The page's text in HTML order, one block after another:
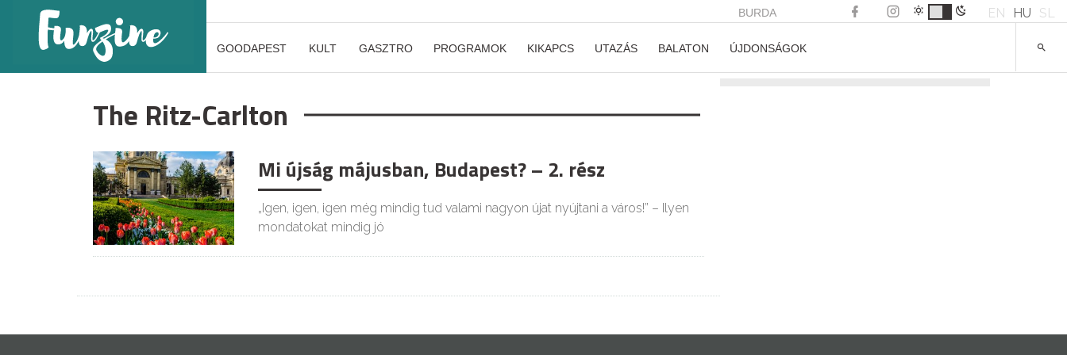
BURDA EN HU SL
GOODAPEST KULT GASZTRO PROGRAMOK KIKAPCS UTAZÁS BALATON ÚJDONSÁGOK
The Ritz-Carlton
Mi újság májusban, Budapest? – 2. rész
„Igen, igen, igen még mindig tud valami nagyon újat nyújtani a város!” – Ilyen
mondatokat mindig jó